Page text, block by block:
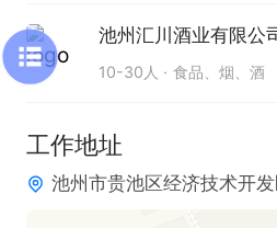
任职要求：
1. 具备3年以上销售工作经验
2. 能够吃苦耐劳，适应不同区
池州汇川酒业有限公
10-30人 食品、烟、酒
工作地址
池州市贵池区经济技术开